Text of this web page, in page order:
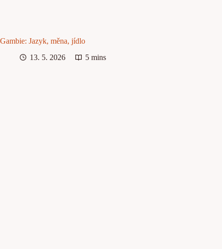
Gambie: Jazyk, měna, jídlo
13. 5. 2026
5 mins